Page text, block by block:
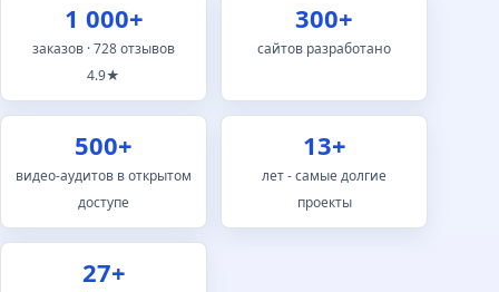
1 000+
заказов · 728 отзывов
4.9★
300+
сайтов разработано
500+
видео-аудитов в открытом
доступе
13+
лет - самые долгие
проекты
27+